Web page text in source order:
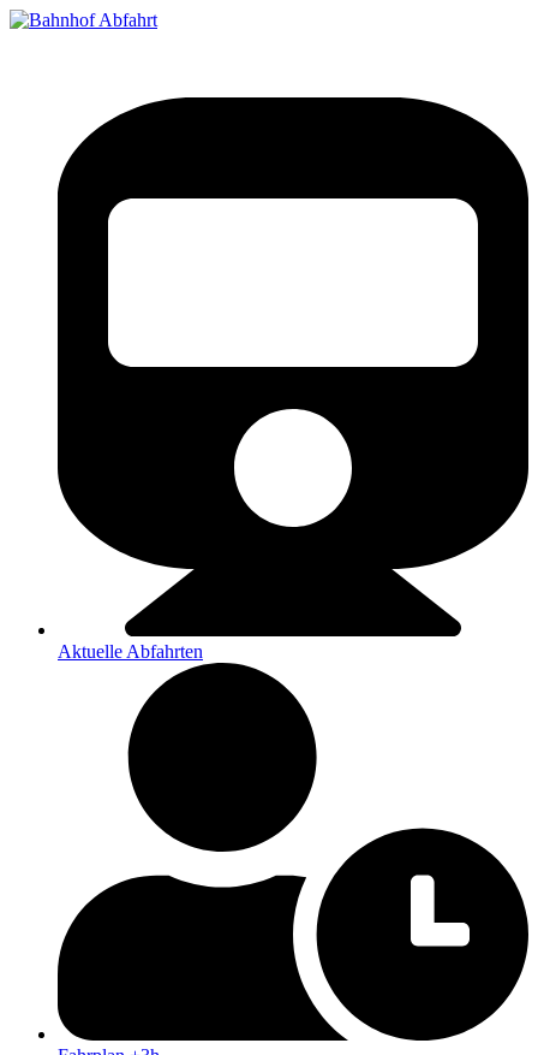
Aktuelle Abfahrten